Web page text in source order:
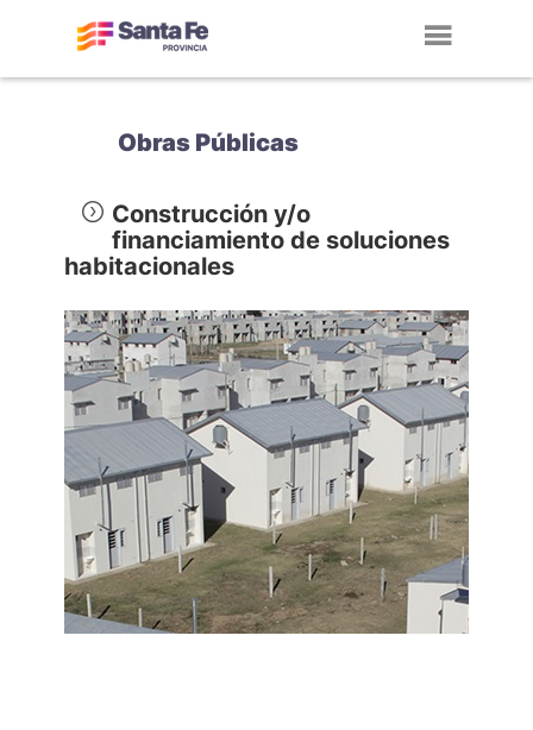
Obras Públicas
Construcción y/o
financiamiento de soluciones
habitacionales